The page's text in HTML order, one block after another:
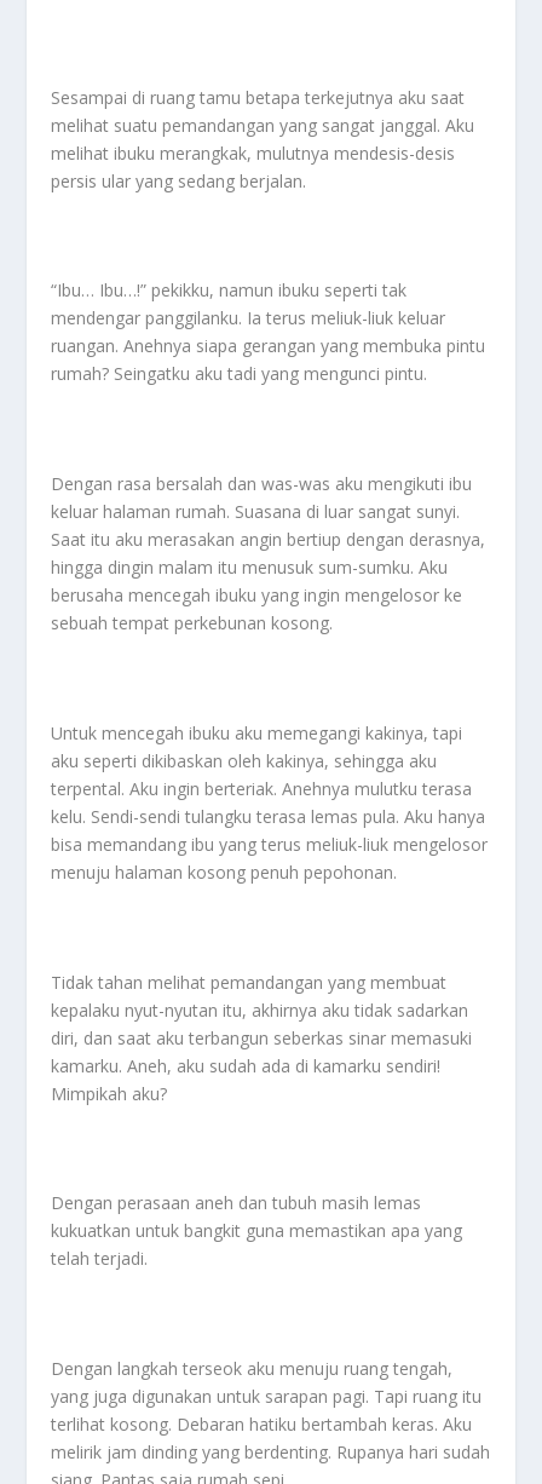
Sesampai di ruang tamu betapa terkejutnya aku saat
melihat suatu pemandangan yang sangat janggal. Aku
melihat ibuku merangkak, mulutnya mendesis-desis
persis ular yang sedang berjalan.
“Ibu… Ibu…!” pekikku, namun ibuku seperti tak
mendengar panggilanku. Ia terus meliuk-liuk keluar
ruangan. Anehnya siapa gerangan yang membuka pintu
rumah? Seingatku aku tadi yang mengunci pintu.
Dengan rasa bersalah dan was-was aku mengikuti ibu
keluar halaman rumah. Suasana di luar sangat sunyi.
Saat itu aku merasakan angin bertiup dengan derasnya,
hingga dingin malam itu menusuk sum-sumku. Aku
berusaha mencegah ibuku yang ingin mengelosor ke
sebuah tempat perkebunan kosong.
Untuk mencegah ibuku aku memegangi kakinya, tapi
aku seperti dikibaskan oleh kakinya, sehingga aku
terpental. Aku ingin berteriak. Anehnya mulutku terasa
kelu. Sendi-sendi tulangku terasa lemas pula. Aku hanya
bisa memandang ibu yang terus meliuk-liuk mengelosor
menuju halaman kosong penuh pepohonan.
Tidak tahan melihat pemandangan yang membuat
kepalaku nyut-nyutan itu, akhirnya aku tidak sadarkan
diri, dan saat aku terbangun seberkas sinar memasuki
kamarku. Aneh, aku sudah ada di kamarku sendiri!
Mimpikah aku?
Dengan perasaan aneh dan tubuh masih lemas
kukuatkan untuk bangkit guna memastikan apa yang
telah terjadi.
Dengan langkah terseok aku menuju ruang tengah,
yang juga digunakan untuk sarapan pagi. Tapi ruang itu
terlihat kosong. Debaran hatiku bertambah keras. Aku
melirik jam dinding yang berdenting. Rupanya hari sudah